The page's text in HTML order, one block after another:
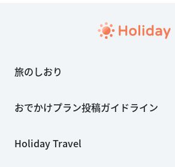
旅のしおり
おでかけプラン投稿ガイドライン
Holiday Travel